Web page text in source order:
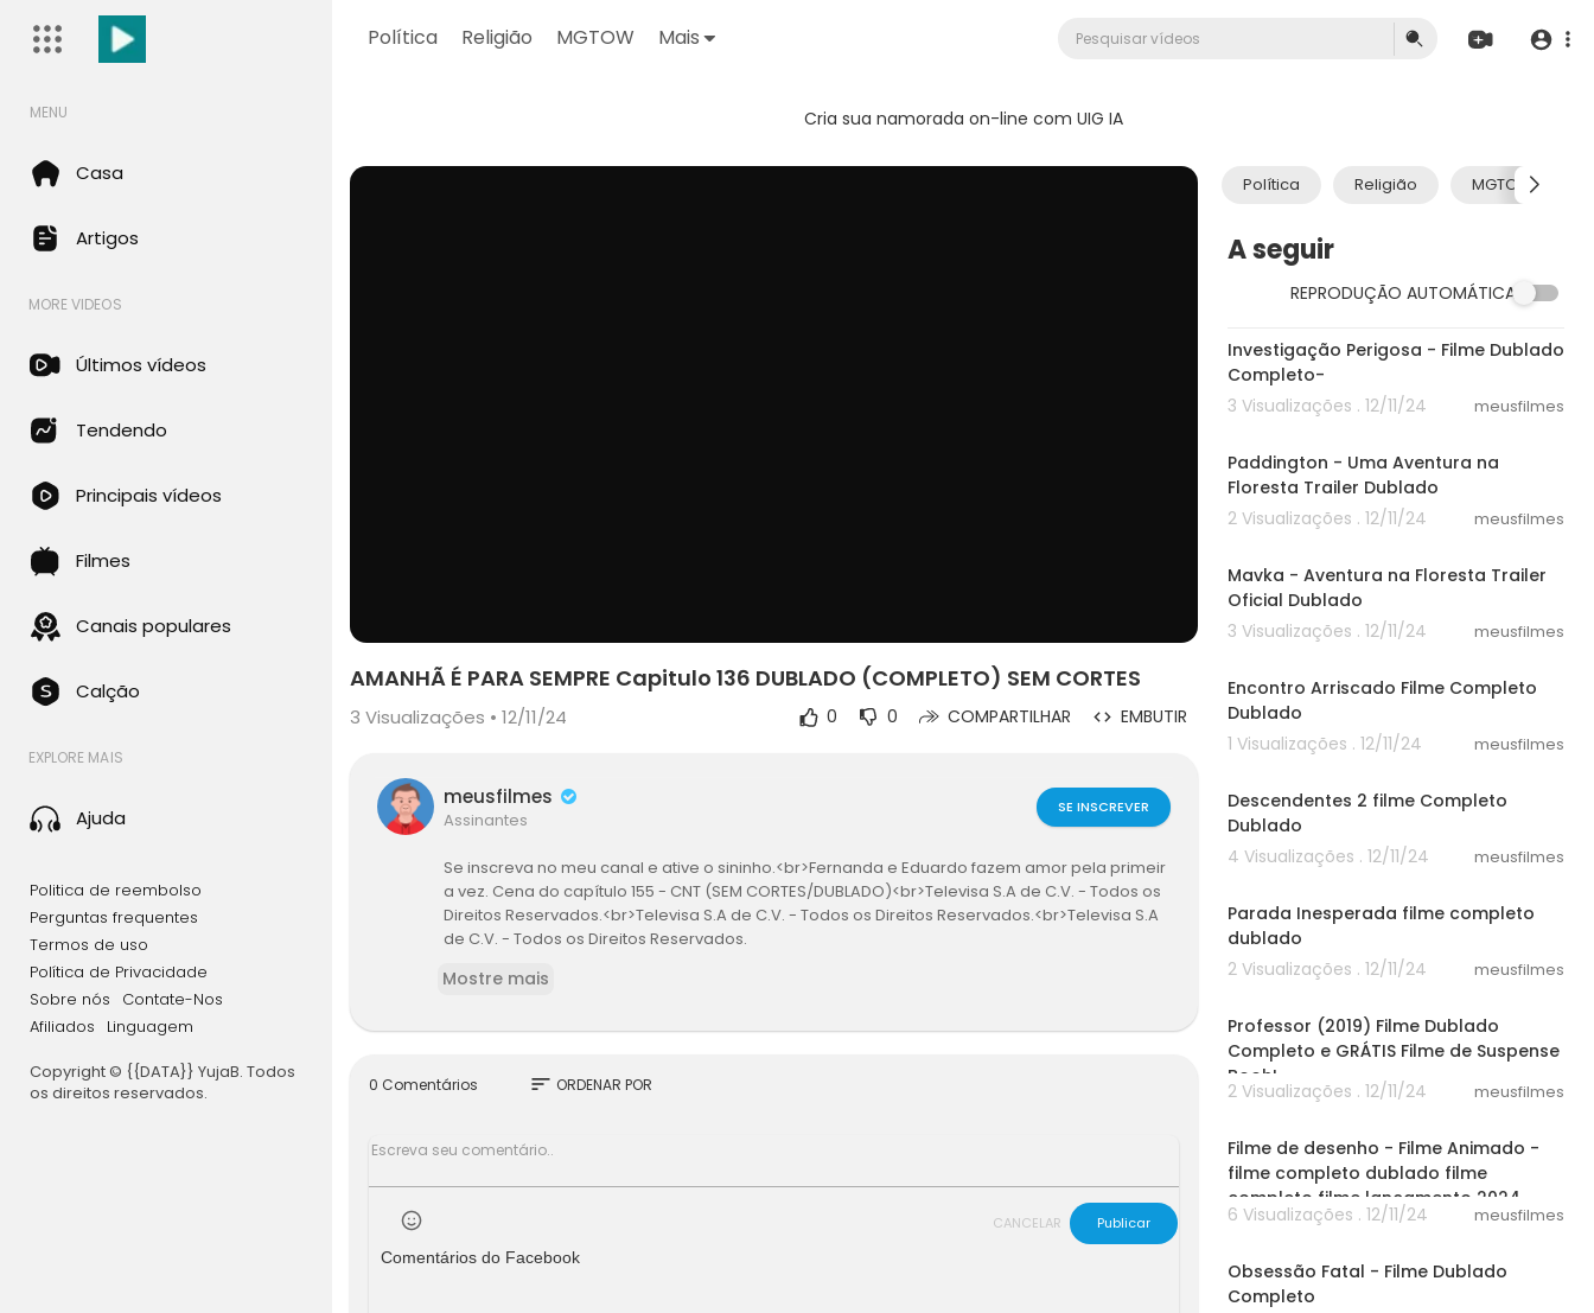
Política Religião MGTOW Mais
MENU
Casa
Artigos
MORE VIDEOS
Últimos vídeos
Tendendo
Principais vídeos
Filmes
Canais populares
Calção
EXPLORE MAIS
Ajuda
Politica de reembolso
Perguntas frequentes
Termos de uso
Política de Privacidade
Sobre nós
Contate-Nos
Afiliados
Linguagem
Copyright © {{DATA}} YujaB. Todos
os direitos reservados.
Cria sua namorada on-line com UIG IA
Política Religião MGTOW
A seguir
REPRODUÇÃO AUTOMÁTICA
40:15
Investigação Perigosa - Filme Dublado
Completo-
3 Visualizações . 12/11/24
meusfilmes
Paddington - Uma Aventura na
Floresta Trailer Dublado
2 Visualizações . 12/11/24
meusfilmes
Mavka - Aventura na Floresta Trailer
Oficial Dublado
3 Visualizações . 12/11/24
meusfilmes
Encontro Arriscado Filme Completo
Dublado
1 Visualizações . 12/11/24
meusfilmes
Descendentes 2 filme Completo
Dublado
4 Visualizações . 12/11/24
meusfilmes
Parada Inesperada filme completo
dublado
2 Visualizações . 12/11/24
meusfilmes
Professor (2019) Filme Dublado
Completo e GRÁTIS Filme de Suspense
Booh!
2 Visualizações . 12/11/24 meusfilmes
Filme de desenho - Filme Animado -
filme completo dublado filme
completo filme lançamento 2024
6 Visualizações . 12/11/24 meusfilmes
Obsessão Fatal - Filme Dublado
Completo
AMANHÃ É PARA SEMPRE Capitulo 136 DUBLADO (COMPLETO) SEM CORTES
3 Visualizações • 12/11/24 0 0 COMPARTILHAR EMBUTIR
meusfilmes
Assinantes
SE INSCREVER
Se inscreva no meu canal e ative o sininho.<br>Fernanda e Eduardo fazem amor pela primeir
a vez. Cena do capítulo 155 - CNT (SEM CORTES/DUBLADO)<br>Televisa S.A de C.V. - Todos os
Direitos Reservados.<br>Televisa S.A de C.V. - Todos os Direitos Reservados.<br>Televisa S.A
de C.V. - Todos os Direitos Reservados.
Mostre mais
0 Comentários sort ORDENAR POR
CANCELAR
Publicar
Comentários do Facebook